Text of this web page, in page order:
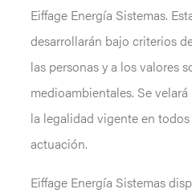
Eiffage Energía Sistemas.
desarrollarán bajo criterios
las personas y a los valores
medioambientales. Se
la legalidad vigente en
actuación.
Eiffage Energía Sistemas